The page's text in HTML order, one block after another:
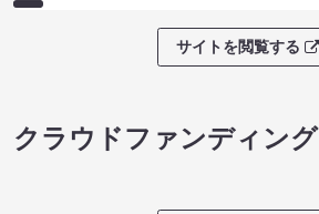
サイトを閲覧する
クラウドファンディング